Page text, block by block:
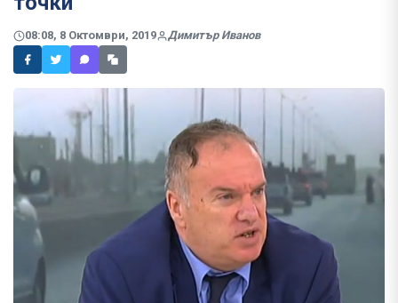
08:08, 8 Октомври, 2019 Димитър Иванов